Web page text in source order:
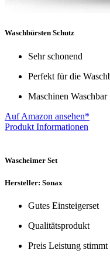
Waschbürsten Schutz
Sehr schonend
Perfekt für die
Maschinen Waschbar
Auf Amazon ansehen*
Produkt Informationen
Wascheimer Set
Hersteller: Sonax
Gutes Einsteigerset
Qualitätsprodukt
Preis Leistung stimmt